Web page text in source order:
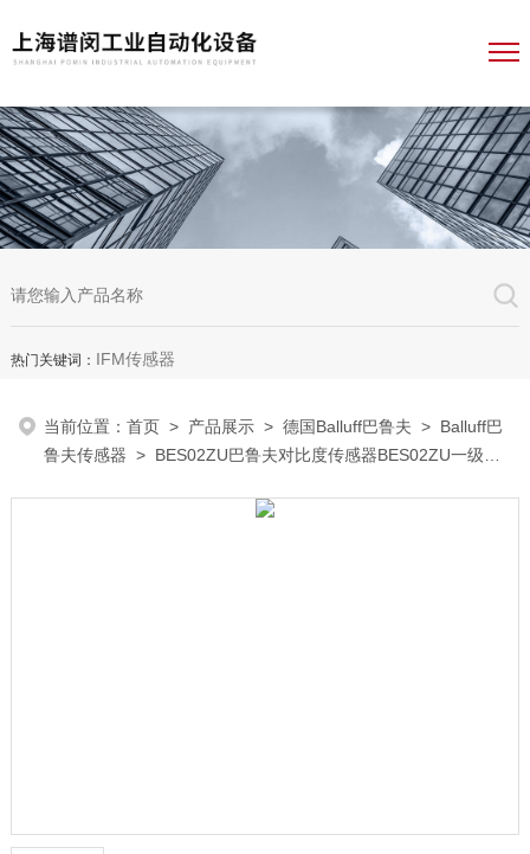
热门关键词： IFM传感器
当前位置：首页 > 产品展示 >德国Balluff巴鲁夫 > Balluff巴
鲁夫传感器 > BES02ZU巴鲁夫对比度传感器BES02ZU一级经